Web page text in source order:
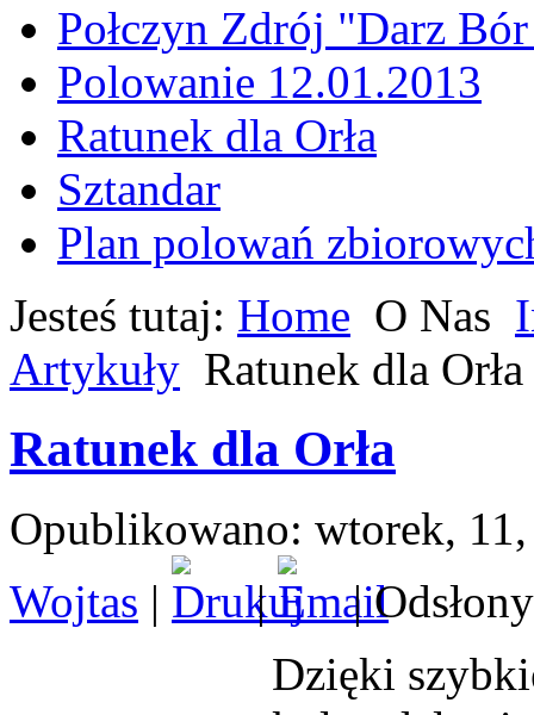
Połczyn Zdrój "Darz
Polowanie 12.01.2013
Ratunek dla Orła
Sztandar
Plan polowań
Jesteś tutaj: Home O Nas
Artykuły Ratunek dla Orła
Ratunek dla Orła
Opublikowano: wtorek,
Wojtas | |
|
Dzięki